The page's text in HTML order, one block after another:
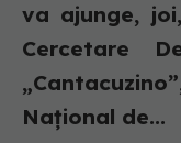
va ajunge,
Cercetare
Național de...